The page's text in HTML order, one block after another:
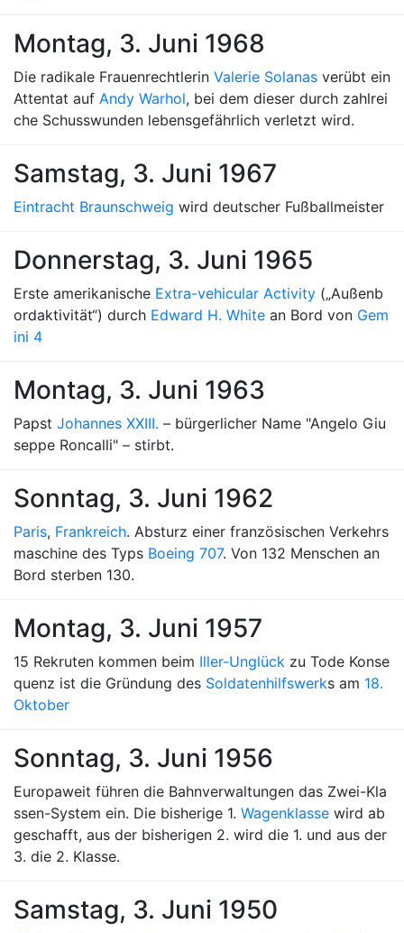
Montag, 3. Juni 1968
Die radikale Frauenrechtlerin Valerie Solanas verübt ein
Attentat auf Andy Warhol, bei dem dieser durch zahlrei
che Schusswunden lebensgefährlich verletzt wird.
Samstag, 3. Juni 1967
Eintracht Braunschweig wird deutscher Fußballmeister
Donnerstag, 3. Juni 1965
Erste amerikanische Extra-vehicular Activity („Außenb
ordaktivität“) durch Edward H. White an Bord von Gem
ini 4
Montag, 3. Juni 1963
Papst Johannes XXIII. – bürgerlicher Name "Angelo Giu
seppe Roncalli" – stirbt.
Sonntag, 3. Juni 1962
Paris, Frankreich. Absturz einer französischen Verkehrs
maschine des Typs Boeing 707. Von 132 Menschen an
Bord sterben 130.
Montag, 3. Juni 1957
15 Rekruten kommen beim Iller-Unglück zu Tode Konse
quenz ist die Gründung des Soldatenhilfswerks am 18.
Oktober
Sonntag, 3. Juni 1956
Europaweit führen die Bahnverwaltungen das Zwei-Kla
ssen-System ein. Die bisherige 1. Wagenklasse wird ab
geschafft, aus der bisherigen 2. wird die 1. und aus der
3. die 2. Klasse.
Samstag, 3. Juni 1950